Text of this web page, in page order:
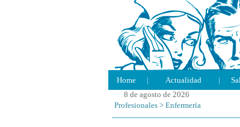
Home | Actualidad |
8 de agosto de 2026
Profesionales > Enfermería